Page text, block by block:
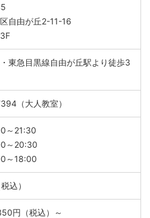
自由が丘2-11-16
東急目黒線自由が丘駅より徒歩3
（大人教室）
～21:30
～20:30
～18:00
込）
円（税込）～